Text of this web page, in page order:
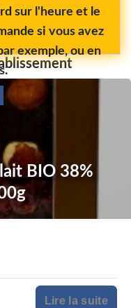
sur l'heure et le
si vous avez
exemple, ou en
BIO 38%
Lire la suite